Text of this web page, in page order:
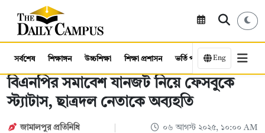
সর্বশেষ শিক্ষাঙ্গন উচ্চশিক্ষা শিক্ষা প্রশাসন ভর্তি পরীক্ষা কর্মসংস্থান
Eng
বিএনপির সমাবেশ যানজট নিয়ে ফেসবুকে
স্ট্যাটাস, ছাত্রদল নেতাকে অব্যহতি
জামালপুর প্রতিনিধি ০৬ আগস্ট ২০২৫, ১০:০০ AM